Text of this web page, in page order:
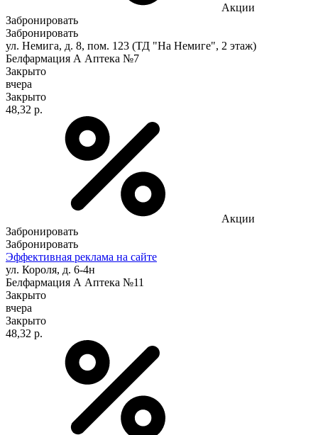
Акции
Забронировать
Забронировать
ул. Немига, д. 8, пом. 123 (ТД "На Немиге", 2 этаж)
Белфармация А Аптека №7
Закрыто
вчера
Закрыто
48,32 р.
Акции
Забронировать
Забронировать
Эффективная реклама на сайте
ул. Короля, д. 6-4н
Белфармация А Аптека №11
Закрыто
вчера
Закрыто
48,32 р.